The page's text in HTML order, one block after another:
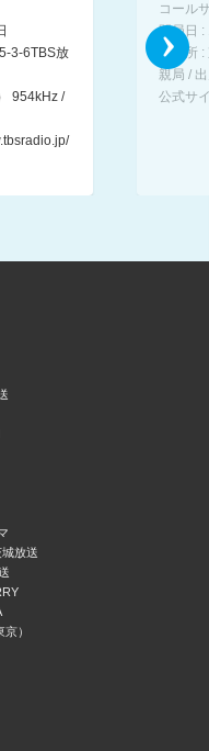
ーホック
3-6TBS放
954kHz /
コール
開局日 :
演奏所
親局 /
公式サ
放送
）